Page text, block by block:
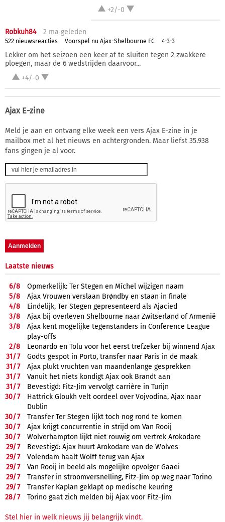
+2/-0
Robkuh84 2 ma geleden
522 nieuwsreacties Voorspel nu Ajax-Shelbourne FC 4-3-3
Lekker om het seizoen een keer af te sluiten tegen 2 zwakkere
ploegen, maar de 6 wedstrijden daarvoor...
+4/-0
Ajax E-zine
Meld je aan en ontvang elke week een vers Ajax E-zine in je
mailbox met al het nieuws en achtergronden. Maar liefst 35.938
fans gingen je al voor.
Laatste nieuws
6/8
Opmerkelijk: Ter Stegen en Míchel wijzigen naam
5/8
Ajax Vrouwen verslaan Brøndby en staan in finale
4/8
Eindelijk, Ter Stegen gepresenteerd als Ajacied
3/8
Ajax bij overleven Shelbourne naar Zwitserland of Armenië
3/8
Ajax kent mogelijke tegenstanders in Conference League
play-offs
2/8
Leonardo en Tolu voor het eerst trefzeker bij winnend Ajax
31/7
Godts gespot in Porto, transfer naar Paris in de maak
31/7
Ajax plukt vruchten van maandenlange gesprekken
31/7
Vanuit het niets kondigt Ajax ook Brandt aan
31/7
Bevestigd: Fitz-Jim vervolgt carrière in Turijn
30/7
Hattrick Gloukh velt oordeel over Vojvodina, Ajax naar
Dublin
30/7
Transfer Ter Stegen lijkt toch nog rond te komen
30/7
Ajax krijgt concurrentie in strijd om Van Rooij
30/7
Wolverhampton lijkt niet rouwig om vertrek Arokodare
29/7
Bevestigd: Ajax huurt Arokodare van de Wolves
29/7
Volendam haalt Wolff terug van Ajax
29/7
Van Rooij in beeld als mogelijke opvolger Gaaei
29/7
Transfer in stroomversnelling, Fitz-Jim op weg naar Torino
29/7
Transfer Kaplan geklapt op medische keuring
28/7 Torino gaat zich melden bij Ajax voor Fitz-Jim
Stel hier in welk nieuws jij belangrijk vindt.